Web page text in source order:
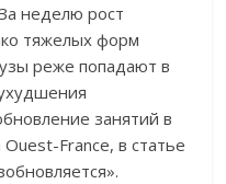
неделю рост
тяжелых форм
реже попадают в
занятий в
France, в статье